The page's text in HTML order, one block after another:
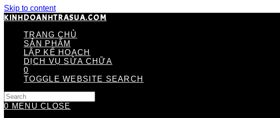
Skip to content
KINHDOANHTRASUA.COM
TRANG CHỦ
SẢN PHẨM
LẬP KẾ HOẠCH
DỊCH VỤ SỬA CHỮA
0
TOGGLE WEBSITE SEARCH
0 MENU CLOSE